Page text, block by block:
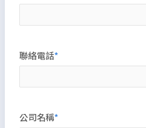
聯絡電話
公司名稱